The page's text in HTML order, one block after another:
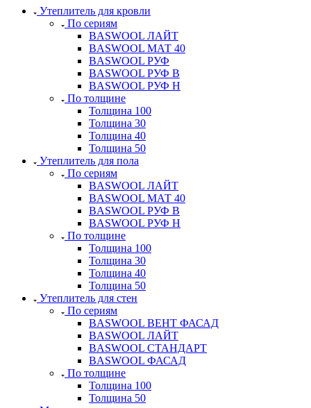
Утеплитель для кровли
По сериям
BASWOOL ЛАЙТ
BASWOOL МАТ 40
BASWOOL РУФ
BASWOOL РУФ В
BASWOOL РУФ Н
По толщине
Толщина 100
Толщина 30
Толщина 40
Толщина 50
Утеплитель для пола
По сериям
BASWOOL ЛАЙТ
BASWOOL МАТ 40
BASWOOL РУФ В
BASWOOL РУФ Н
По толщине
Толщина 100
Толщина 30
Толщина 40
Толщина 50
Утеплитель для стен
По сериям
BASWOOL ВЕНТ ФАСАД
BASWOOL ЛАЙТ
BASWOOL СТАНДАРТ
BASWOOL ФАСАД
По толщине
Толщина 100
Толщина 50